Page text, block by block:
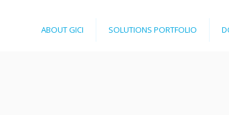
ABOUT GICI SOLUTIONS PORTFOLIO